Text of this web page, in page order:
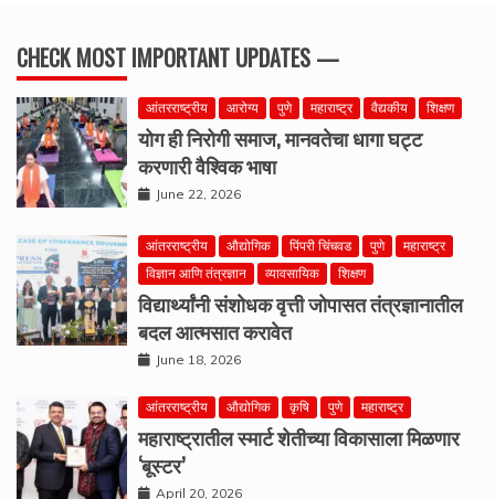
CHECK MOST IMPORTANT UPDATES —
आंतरराष्ट्रीय आरोग्य पुणे महाराष्ट्र वैद्यकीय शिक्षण
योग ही निरोगी समाज, मानवतेचा धागा घट्ट
करणारी वैश्विक भाषा
June 22, 2026
आंतरराष्ट्रीय औद्योगिक पिंपरी चिंचवड पुणे
महाराष्ट्र
विज्ञान आणि तंत्रज्ञान
व्यावसायिक शिक्षण
विद्यार्थ्यांनी संशोधक वृत्ती जोपासत तंत्रज्ञानातील
बदल आत्मसात करावेत
June 18, 2026
आंतरराष्ट्रीय औद्योगिक कृषि पुणे महाराष्ट्र
महाराष्ट्रातील स्मार्ट शेतीच्या विकासाला मिळणार
‘बूस्टर’
April 20, 2026